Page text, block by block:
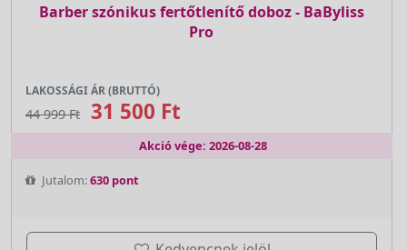
Barber szónikus fertőtlenítő doboz - BaByliss
Pro
LAKOSSÁGI ÁR (BRUTTÓ)
44 999 Ft 31 500 Ft
Akció vége: 2026-08-28
Jutalom:630 pont